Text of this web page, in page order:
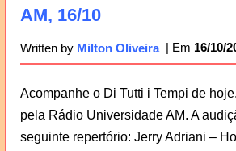
AM, 16/10
Written by Milton Oliveira 16/10/
Acompanhe o Di Tutti i Tempi de
pela Rádio Universidade AM. A
seguinte repertório: Jerry Adriani –